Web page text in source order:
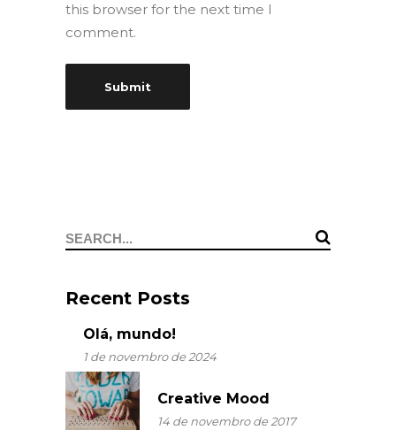
this browser for the next time I
comment.
Search
Recent Posts
Olá, mundo!
1 de novembro de 2024
Creative Mood
14 de novembro de 2017